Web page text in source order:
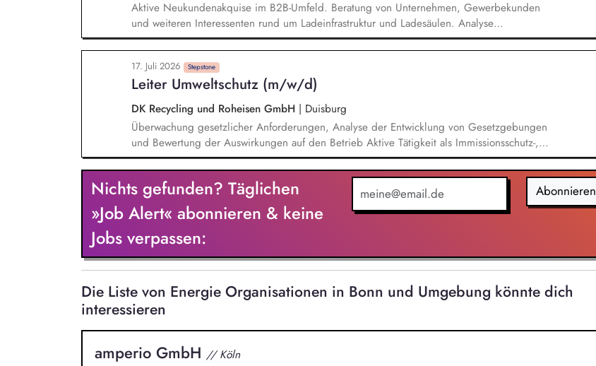
Aktive Neukundenakquise im B2B-Umfeld. Beratung von Unternehmen, Gewerbekunden
und weiteren Interessenten rund um Ladeinfrastruktur und Ladesäulen. Analyse
individueller Kundenanforderungen und Entwicklung passender Lösungen. Erstellung und
Nachverfolgung von Angeboten. Begleitung von Projekten von der ersten Anfrage bis zur
Umsetzung. Zusammenarbeit mit internen Teams, Technik und externen Partnern.
17. Juli 2026 Stepstone
Leiter Umweltschutz (m/w/d)
DK Recycling und Roheisen GmbH | Duisburg
Überwachung gesetzlicher Anforderungen, Analyse der Entwicklung von Gesetzgebungen
und Bewertung der Auswirkungen auf den Betrieb Aktive Tätigkeit als Immissionsschutz-,
Abfall- und Gewässerschutzbeauftragter Betreuung der REACh Registrierungen Pflege,
Lenkung und Weiterentwicklung interner Systeme zum Umweltmanagement (ISO 14001)
Verantwortung für die Durchführung aller Aufgaben im europäischen
Emissionshandelssystem Führung und Pflege des Genehmigungs- und Anlagenkatasters
Nichts gefunden? Täglichen
»Job Alert« abonnieren & keine
Jobs verpassen:
Abonnieren
Die Liste von Energie Organisationen in Bonn und Umgebung könnte dich
interessieren
amperio GmbH // Köln